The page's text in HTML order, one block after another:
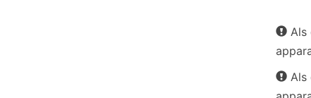
Als
Als